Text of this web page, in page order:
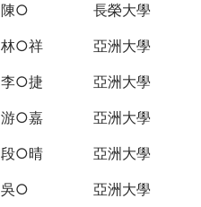
陳○ 長榮大學
林○祥 亞洲大學
李○捷 亞洲大學
游○嘉 亞洲大學
段○晴 亞洲大學
吳○ 亞洲大學